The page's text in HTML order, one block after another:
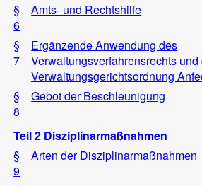
§
6
Amts- und Rechtshilfe
§
7
Ergänzende Anwendung des
Verwaltungsverfahrensrechts und
Verwaltungsgerichtsordnung
§
8
Gebot der Beschleunigung
Teil 2 Disziplinarmaßnahmen
§
9
Arten der Disziplinarmaßnahmen